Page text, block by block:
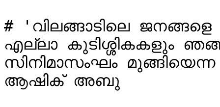
# 'വിലങ്ങാടിലെ
എല്ലാ കുടിശ്ശികകളും
സിനിമാസംഘം
ആഷിക് അബു